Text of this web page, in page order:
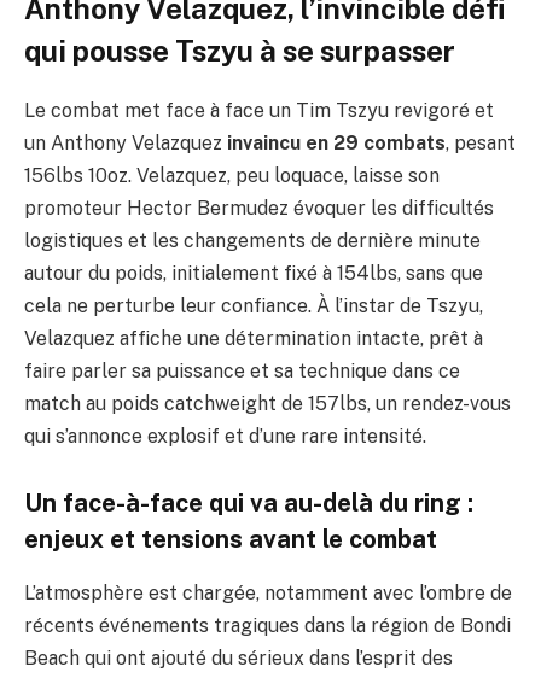
Anthony Velazquez, l’invincible défi
qui pousse Tszyu à se surpasser
Le combat met face à face un Tim Tszyu revigoré et
un Anthony Velazquez invaincu en 29 combats, pesant
156lbs 10oz. Velazquez, peu loquace, laisse son
promoteur Hector Bermudez évoquer les difficultés
logistiques et les changements de dernière minute
autour du poids, initialement fixé à 154lbs, sans que
cela ne perturbe leur confiance. À l’instar de Tszyu,
Velazquez affiche une détermination intacte, prêt à
faire parler sa puissance et sa technique dans ce
match au poids catchweight de 157lbs, un rendez-vous
qui s’annonce explosif et d’une rare intensité.
Un face-à-face qui va au-delà du ring :
enjeux et tensions avant le combat
L’atmosphère est chargée, notamment avec l’ombre de
récents événements tragiques dans la région de Bondi
Beach qui ont ajouté du sérieux dans l’esprit des